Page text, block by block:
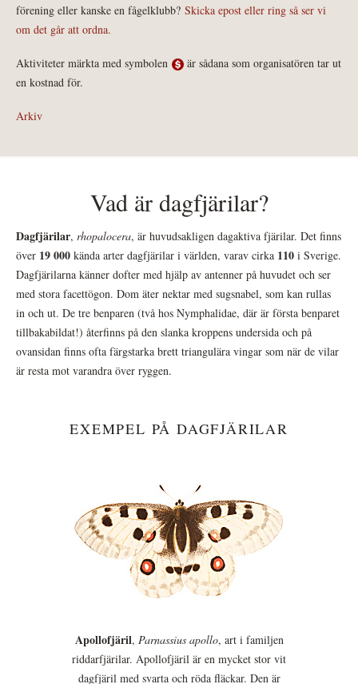
förening eller kanske en fågelklubb? Skicka epost eller ring så ser vi
om det går att ordna.
Aktiviteter märkta med symbolen
är sådana som organisatören tar ut
en kostnad för.
Arkiv
Vad är dagfjärilar?
Dagfjärilar, rhopalocera, är huvudsakligen dagaktiva fjärilar. Det finns
över 19 000 kända arter dagfjärilar i världen, varav cirka 110 i Sverige.
Dagfjärilarna känner dofter med hjälp av antenner på huvudet och ser
med stora facettögon. Dom äter nektar med sugsnabel, som kan rullas
in och ut. De tre benparen (två hos Nymphalidae, där är första benparet
tillbakabildat!) återfinns på den slanka kroppens undersida och på
ovansidan finns ofta färgstarka brett triangulära vingar som när de vilar
är resta mot varandra över ryggen.
EXEMPEL PÅ DAGFJÄRILAR
Apollofjäril, Parnassius apollo, art i familjen
riddarfjärilar. Apollofjäril är en mycket stor vit
dagfjäril med svarta och röda fläckar. Den är